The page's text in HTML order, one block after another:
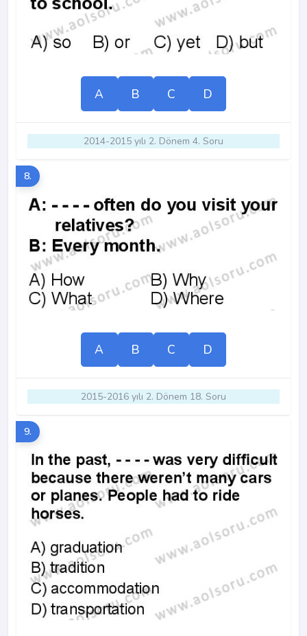
A B C D
2014-2015 yılı 2. Dönem 4. Soru
8.
A B C D
2015-2016 yılı 2. Dönem 18. Soru
9.